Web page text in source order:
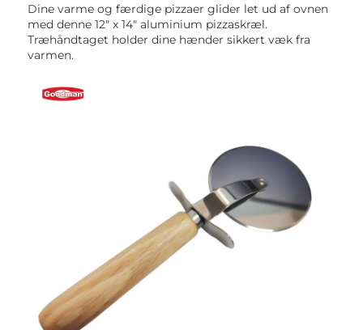
Dine varme og færdige pizzaer glider let ud af ovnen
med denne 12" x 14" aluminium pizzaskræl.
Træhåndtaget holder dine hænder sikkert væk fra
varmen.